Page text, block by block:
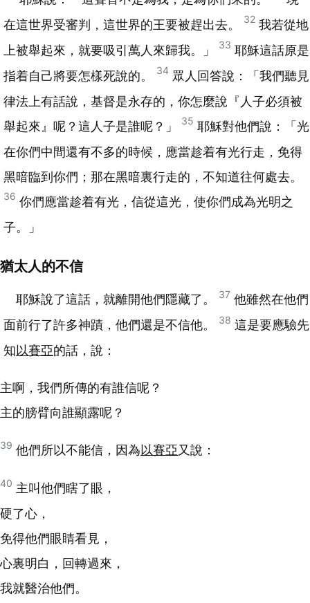
在這世界受審判，這世界的王要被趕出去。
32 我若從地
上被舉起來，就要吸引萬人來歸我。」
33 耶穌這話原是
指着自己將要怎樣死說的。
34 眾人回答說：「我們聽見
律法上有話說，基督是永存的，你怎麼說『人子必須被
舉起來』呢？這人子是誰呢？」
35 耶穌對他們說：「光
在你們中間還有不多的時候，應當趁着有光行走，免得
黑暗臨到你們；那在黑暗裏行走的，不知道往何處去。
36 你們應當趁着有光，信從這光，使你們成為光明之
子。」
猶太人的不信
耶穌說了這話，就離開他們隱藏了。 37 他雖然在他們
面前行了許多神蹟，他們還是不信他。
38 這是要應驗先
知以賽亞的話，說：
主啊，我們所傳的有誰信呢？
主的膀臂向誰顯露呢？
39 他們所以不能信，因為以賽亞又說：
40 主叫他們瞎了眼，
硬了心，
免得他們眼睛看見，
心裏明白，回轉過來，
我就醫治他們。